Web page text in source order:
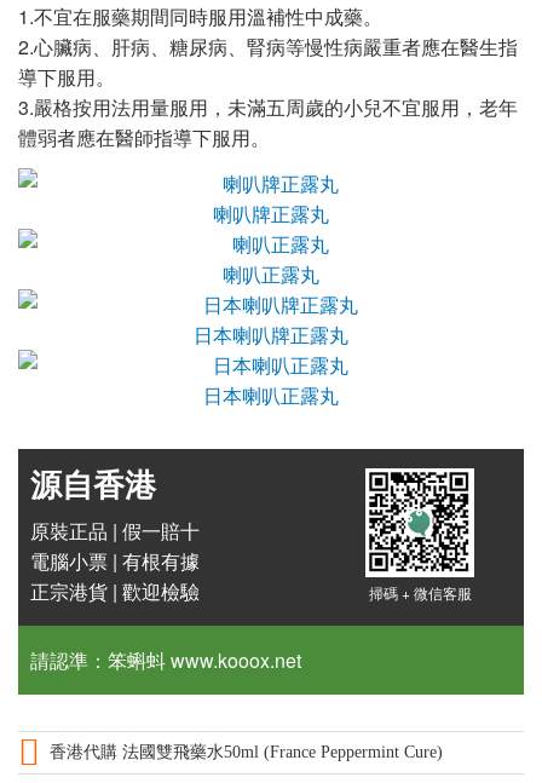
1.不宜在服藥期間同時服用溫補性中成藥。
2.心臟病、肝病、糖尿病、腎病等慢性病嚴重者應在醫生指
導下服用。
3.嚴格按用法用量服用，未滿五周歲的小兒不宜服用，老年
體弱者應在醫師指導下服用。
喇叭牌正露丸
喇叭正露丸
日本喇叭牌正露丸
日本喇叭正露丸
源自香港
原裝正品 | 假一賠十
電腦小票 | 有根有據
正宗港貨 | 歡迎檢驗
掃碼 + 微信客服
請認準：笨蝌蚪 www.kooox.net
香港代購 法國雙飛藥水50ml (France Peppermint Cure)